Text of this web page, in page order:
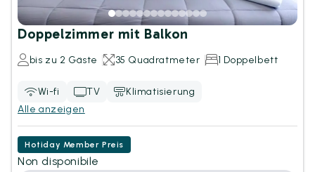
Doppelzimmer mit Balkon
bis zu 2 Gäste 35 Quadratmeter 1 Doppelbett
Wi-fi TV
Klimatisierung
Alle anzeigen
Hotiday Member Preis
Non disponibile